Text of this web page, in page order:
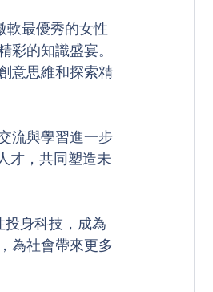
軟最優秀的女性
的知識盛宴。
意思維和探索精
流與學習進一步
才，共同塑造未
身科技，成為
為社會帶來更多